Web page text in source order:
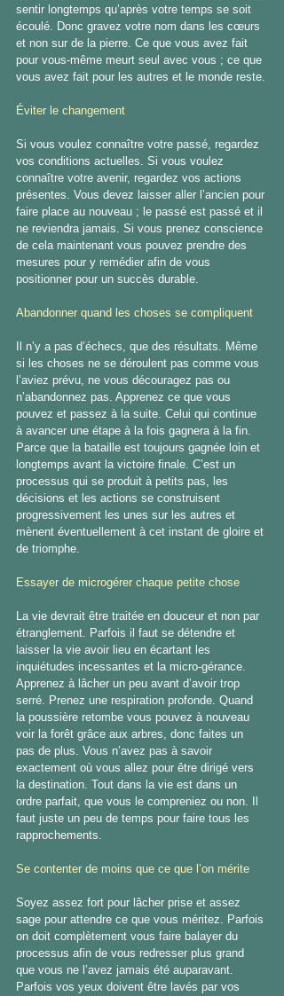
sentir longtemps qu’après votre temps se soit
écoulé. Donc gravez votre nom dans les cœurs
et non sur de la pierre. Ce que vous avez fait
pour vous-même meurt seul avec vous ; ce que
vous avez fait pour les autres et le monde reste.
Éviter le changement
Si vous voulez connaître votre passé, regardez
vos conditions actuelles. Si vous voulez
connaître votre avenir, regardez vos actions
présentes. Vous devez laisser aller l’ancien pour
faire place au nouveau ; le passé est passé et il
ne reviendra jamais. Si vous prenez conscience
de cela maintenant vous pouvez prendre des
mesures pour y remédier afin de vous
positionner pour un succès durable.
Abandonner quand les choses se compliquent
Il n’y a pas d’échecs, que des résultats. Même
si les choses ne se déroulent pas comme vous
l’aviez prévu, ne vous découragez pas ou
n’abandonnez pas. Apprenez ce que vous
pouvez et passez à la suite. Celui qui continue
à avancer une étape à la fois gagnera à la fin.
Parce que la bataille est toujours gagnée loin et
longtemps avant la victoire finale. C’est un
processus qui se produit à petits pas, les
décisions et les actions se construisent
progressivement les unes sur les autres et
mènent éventuellement à cet instant de gloire et
de triomphe.
Essayer de microgérer chaque petite chose
La vie devrait être traitée en douceur et non par
étranglement. Parfois il faut se détendre et
laisser la vie avoir lieu en écartant les
inquiétudes incessantes et la micro-gérance.
Apprenez à lâcher un peu avant d’avoir trop
serré. Prenez une respiration profonde. Quand
la poussière retombe vous pouvez à nouveau
voir la forêt grâce aux arbres, donc faites un
pas de plus. Vous n’avez pas à savoir
exactement où vous allez pour être dirigé vers
la destination. Tout dans la vie est dans un
ordre parfait, que vous le compreniez ou non. Il
faut juste un peu de temps pour faire tous les
rapprochements.
Se contenter de moins que ce que l’on mérite
Soyez assez fort pour lâcher prise et assez
sage pour attendre ce que vous méritez. Parfois
on doit complètement vous faire balayer du
processus afin de vous redresser plus grand
que vous ne l’avez jamais été auparavant.
Parfois vos yeux doivent être lavés par vos